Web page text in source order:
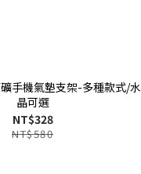
礦手機氣墊支架-多種款式/水
晶可選
NT$328
NT$580